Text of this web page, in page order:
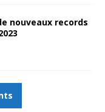
nouveaux records